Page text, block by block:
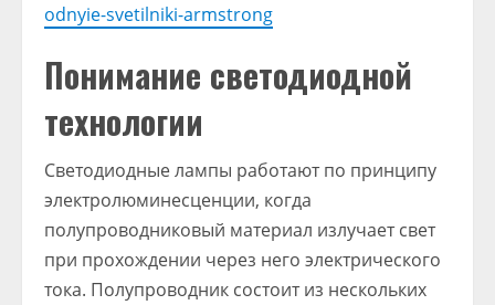
odnyie-svetilniki-armstrong
Понимание светодиодной
технологии
Светодиодные лампы работают по принципу
электролюминесценции, когда
полупроводниковый материал излучает свет
при прохождении через него электрического
тока. Полупроводник состоит из нескольких